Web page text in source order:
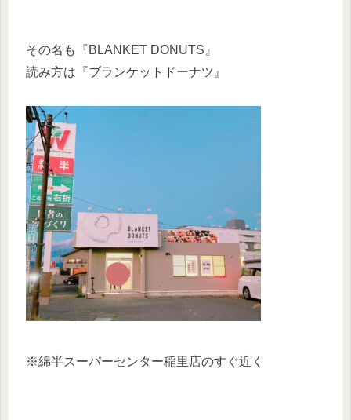
その名も『BLANKET DONUTS』
読み方は『ブランケットドーナツ』
※綿半スーパーセンター稲里店のすぐ近く